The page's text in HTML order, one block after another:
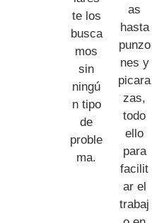
te los
busca
mos
sin
ningú
n tipo
de
proble
ma.
as
hasta
punzo
nes y
picara
zas,
todo
ello
para
facilit
ar el
trabaj